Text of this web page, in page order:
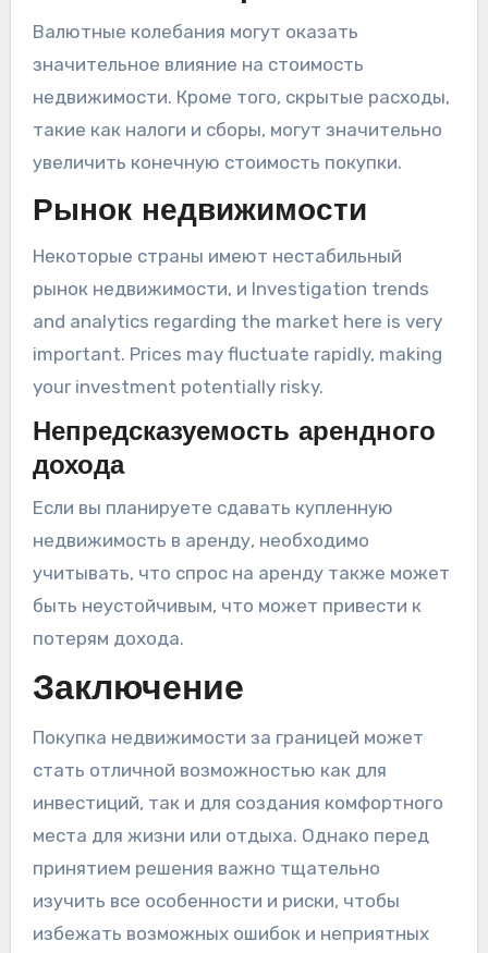
Валютные колебания могут оказать
значительное влияние на стоимость
недвижимости. Кроме того, скрытые расходы,
такие как налоги и сборы, могут значительно
увеличить конечную стоимость покупки.
Рынок недвижимости
Некоторые страны имеют нестабильный
рынок недвижимости, и Investigation trends
and analytics regarding the market here is very
important. Prices may fluctuate rapidly, making
your investment potentially risky.
Непредсказуемость арендного
дохода
Если вы планируете сдавать купленную
недвижимость в аренду, необходимо
учитывать, что спрос на аренду также может
быть неустойчивым, что может привести к
потерям дохода.
Заключение
Покупка недвижимости за границей может
стать отличной возможностью как для
инвестиций, так и для создания комфортного
места для жизни или отдыха. Однако перед
принятием решения важно тщательно
изучить все особенности и риски, чтобы
избежать возможных ошибок и неприятных